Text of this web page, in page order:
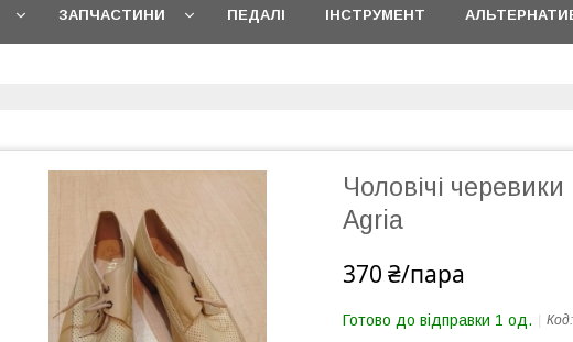
ЗАПЧАСТИНИ ПЕДАЛІ ІНСТРУМЕНТ
Чоловічі
Agria
370 ₴/пара
Готово до відправки 1 од. Код: